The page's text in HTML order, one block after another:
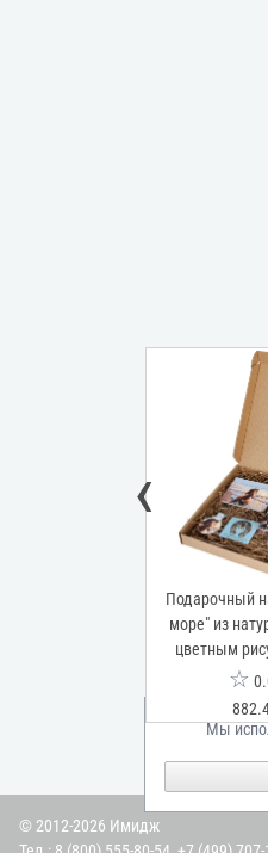
Подарочный
море" из
цветным
☆
‹
Мы
© 2012-2026 Имидж